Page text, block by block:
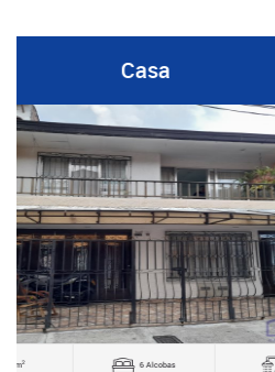
Venta
83 m2 3 Alcobas